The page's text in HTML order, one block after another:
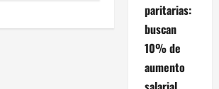
paritarias:
buscan
10% de
aumento